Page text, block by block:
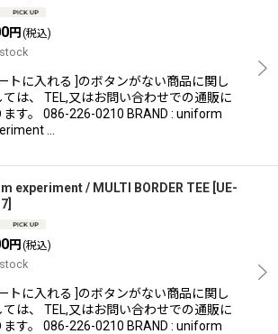
円 (税込)
トに入れる ]のボタンがない商品に関し
ては、 TEL,又はお問い合わせでの通販に
ます。 086-226-0210 BRAND : uniform
…
experiment / MULTI BORDER TEE UE-
円 (税込)
トに入れる ]のボタンがない商品に関し
ては、 TEL,又はお問い合わせでの通販に
ます。 086-226-0210 BRAND : uniform